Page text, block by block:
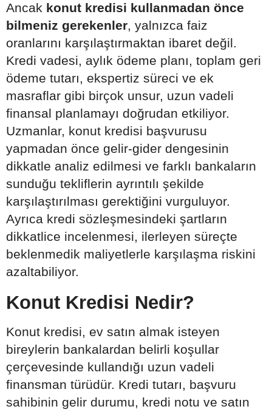
Ancak konut kredisi kullanmadan önce
bilmeniz gerekenler, yalnızca faiz
oranlarını karşılaştırmaktan ibaret değil.
Kredi vadesi, aylık ödeme planı, toplam geri
ödeme tutarı, ekspertiz süreci ve ek
masraflar gibi birçok unsur, uzun vadeli
finansal planlamayı doğrudan etkiliyor.
Uzmanlar, konut kredisi başvurusu
yapmadan önce gelir-gider dengesinin
dikkatle analiz edilmesi ve farklı bankaların
sunduğu tekliflerin ayrıntılı şekilde
karşılaştırılması gerektiğini vurguluyor.
Ayrıca kredi sözleşmesindeki şartların
dikkatlice incelenmesi, ilerleyen süreçte
beklenmedik maliyetlerle karşılaşma riskini
azaltabiliyor.
Konut Kredisi Nedir?
Konut kredisi, ev satın almak isteyen
bireylerin bankalardan belirli koşullar
çerçevesinde kullandığı uzun vadeli
finansman türüdür. Kredi tutarı, başvuru
sahibinin gelir durumu, kredi notu ve satın